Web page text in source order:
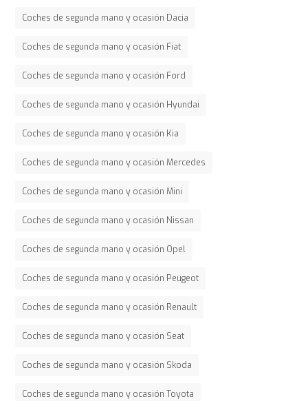
Coches de segunda mano y ocasión Dacia
Coches de segunda mano y ocasión Fiat
Coches de segunda mano y ocasión Ford
Coches de segunda mano y ocasión Hyundai
Coches de segunda mano y ocasión Kia
Coches de segunda mano y ocasión Mercedes
Coches de segunda mano y ocasión Mini
Coches de segunda mano y ocasión Nissan
Coches de segunda mano y ocasión Opel
Coches de segunda mano y ocasión Peugeot
Coches de segunda mano y ocasión Renault
Coches de segunda mano y ocasión Seat
Coches de segunda mano y ocasión Skoda
Coches de segunda mano y ocasión Toyota